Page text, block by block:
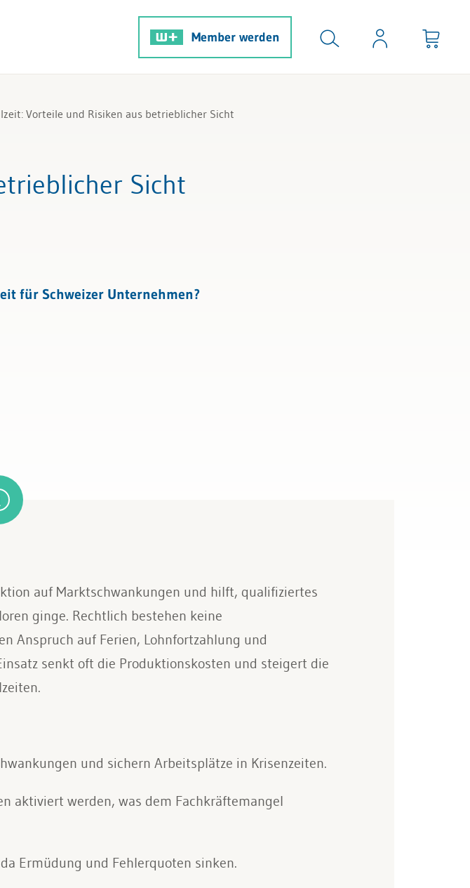
Member werden
Vorteile und Risiken aus betrieblicher Sicht
Sicht
für Schweizer Unternehmen?
auf Marktschwankungen und hilft, qualifiziertes
ginge. Rechtlich bestehen keine
Anspruch auf Ferien, Lohnfortzahlung und
senkt oft die Produktionskosten und steigert die
und sichern Arbeitsplätze in Krisenzeiten.
aktiviert werden, was dem Fachkräftemangel
Ermüdung und Fehlerquoten sinken.